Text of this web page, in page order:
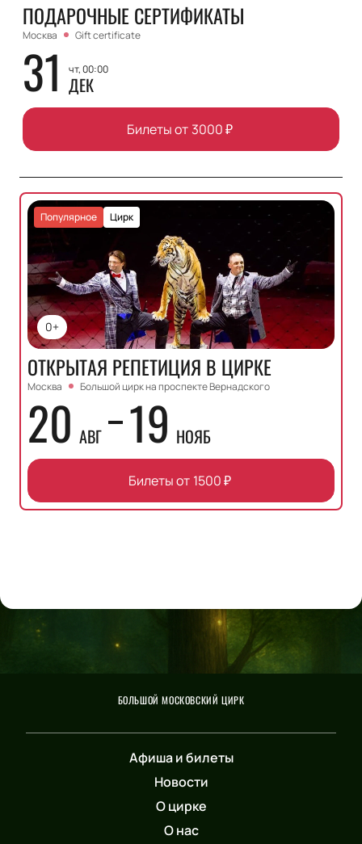
ПОДАРОЧНЫЕ СЕРТИФИКАТЫ
Москва Gift certificate
31 чт, 00:00
ДЕК
Билеты от 3000₽
0+
Цирк
Популярное
ОТКРЫТАЯ РЕПЕТИЦИЯ В ЦИРКЕ
Москва Большой цирк на проспекте Вернадского
20 АВГ 19 НОЯБ
Билеты от 1500₽
БОЛЬШОЙ МОСКОВСКИЙ ЦИРК
Афиша и билеты
Новости
О цирке
О нас